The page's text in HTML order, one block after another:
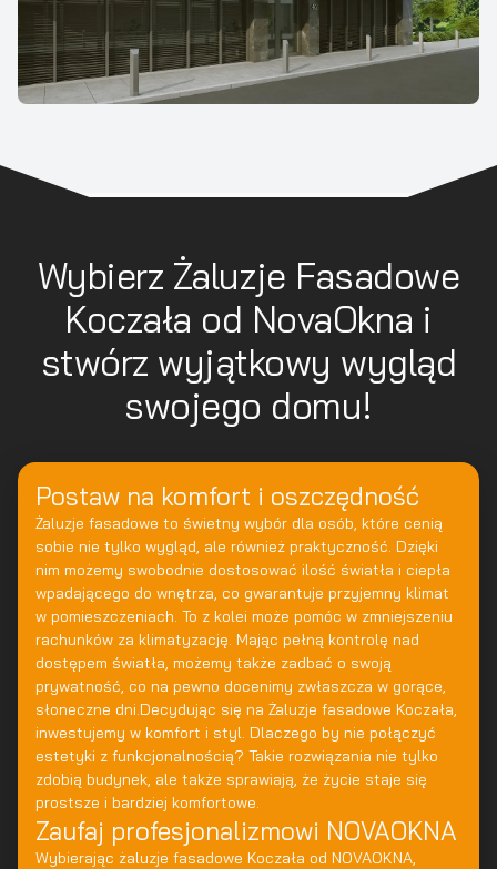
Wybierz Żaluzje Fasadowe
Koczała od NovaOkna i
stwórz wyjątkowy wygląd
swojego domu!
Postaw na komfort i oszczędność
Żaluzje fasadowe to świetny wybór dla osób, które cenią
sobie nie tylko wygląd, ale również praktyczność. Dzięki
nim możemy swobodnie dostosować ilość światła i ciepła
wpadającego do wnętrza, co gwarantuje przyjemny klimat
w pomieszczeniach. To z kolei może pomóc w zmniejszeniu
rachunków za klimatyzację. Mając pełną kontrolę nad
dostępem światła, możemy także zadbać o swoją
prywatność, co na pewno docenimy zwłaszcza w gorące,
słoneczne dni.Decydując się na Żaluzje fasadowe Koczała,
inwestujemy w komfort i styl. Dlaczego by nie połączyć
estetyki z funkcjonalnością? Takie rozwiązania nie tylko
zdobią budynek, ale także sprawiają, że życie staje się
prostsze i bardziej komfortowe.
Zaufaj profesjonalizmowi NOVAOKNA
Wybierając żaluzje fasadowe Koczała od NOVAOKNA,